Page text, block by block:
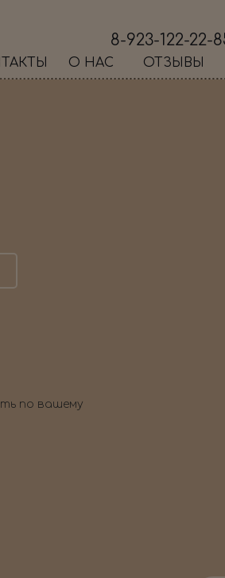
8-923-122-22-
О НАС ОТЗЫВЫ
по вашему